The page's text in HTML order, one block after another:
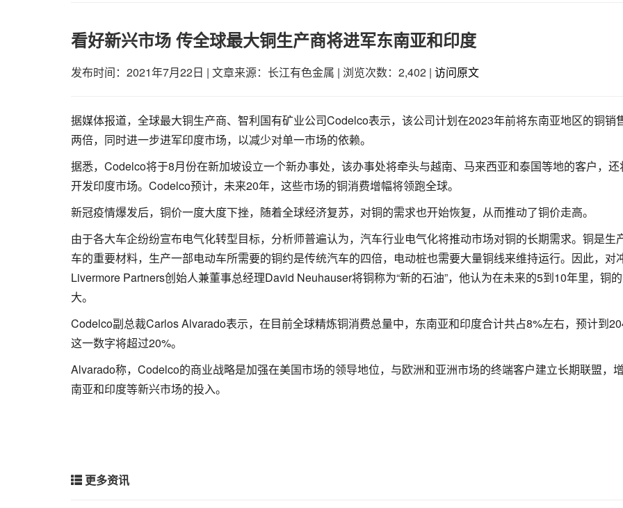
看好新兴市场 传全球最大铜生产商将进军东南亚和印度
发布时间：2021年7月22日 | 文章来源：长江有色金属 | 浏览次数：2,402 | 访问原文
据媒体报道，全球最大铜生产商、智利国有矿业公司Codelco表示，该公司计划在2023年前将东南亚地区的铜销
两倍，同时进一步进军印度市场，以减少对单一市场的依赖。
据悉，Codelco将于8月份在新加坡设立一个新办事处，该办事处将牵头与越南、马来西亚和泰国等地的客户，还
开发印度市场。Codelco预计，未来20年，这些市场的铜消费增幅将领跑全球。
新冠疫情爆发后，铜价一度大度下挫，随着全球经济复苏，对铜的需求也开始恢复，从而推动了铜价走高。
由于各大车企纷纷宣布电气化转型目标，分析师普遍认为，汽车行业电气化将推动市场对铜的长期需求。铜是生
车的重要材料，生产一部电动车所需要的铜约是传统汽车的四倍，电动桩也需要大量铜线来维持运行。因此，对
Livermore Partners创始人兼董事总经理David Neuhauser将铜称为“新的石油”，他认为在未来的5到10年里，铜
大。
Codelco副总裁Carlos Alvarado表示，在目前全球精炼铜消费总量中，东南亚和印度合计共占8%左右，预计到
这一数字将超过20%。
Alvarado称，Codelco的商业战略是加强在美国市场的领导地位，与欧洲和亚洲市场的终端客户建立长期联盟，
南亚和印度等新兴市场的投入。
更多资讯